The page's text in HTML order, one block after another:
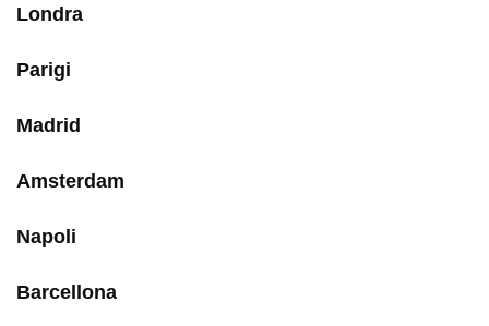
Londra
Parigi
Madrid
Amsterdam
Napoli
Barcellona